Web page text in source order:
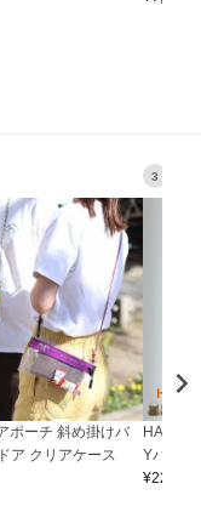
ポーチ 斜め掛けバ
ア クリアケース
3
Yバッグ
¥22,000